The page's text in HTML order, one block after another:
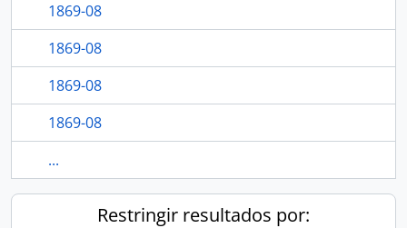
1869-08
1869-08
1869-08
1869-08
...
Restringir resultados por: